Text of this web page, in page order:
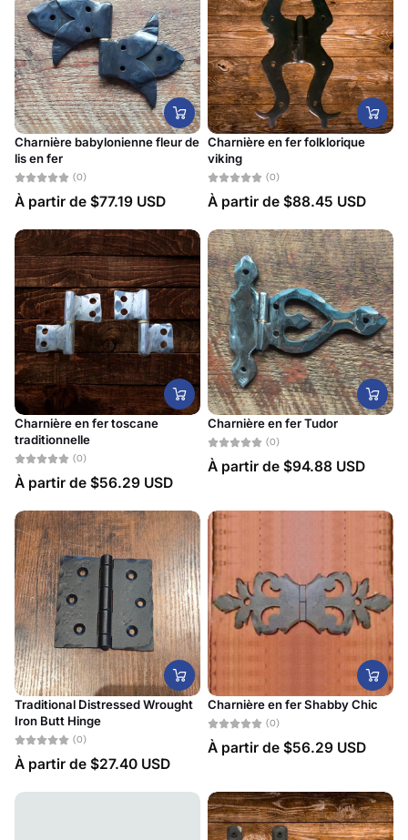
Charnière babylonienne fleur de
lis en fer
(0)
À partir de $77.19 USD
Charnière en fer folklorique
viking
(0)
À partir de $88.45 USD
Charnière en fer toscane
traditionnelle
(0)
À partir de $56.29 USD
Charnière en fer Tudor
(0)
À partir de $94.88 USD
Traditional Distressed Wrought
Iron Butt Hinge
(0)
À partir de $27.40 USD
Charnière en fer Shabby Chic
(0)
À partir de $56.29 USD